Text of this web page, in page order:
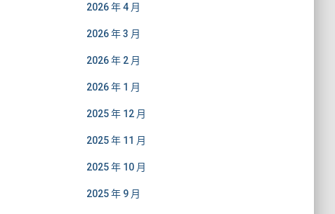
2026 年 4 月
2026 年 3 月
2026 年 2 月
2026 年 1 月
2025 年 12 月
2025 年 11 月
2025 年 10 月
2025 年 9 月